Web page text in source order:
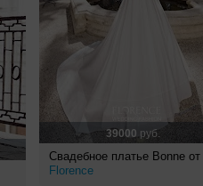
39000 руб.
Свадебное платье Bonne от
Florence